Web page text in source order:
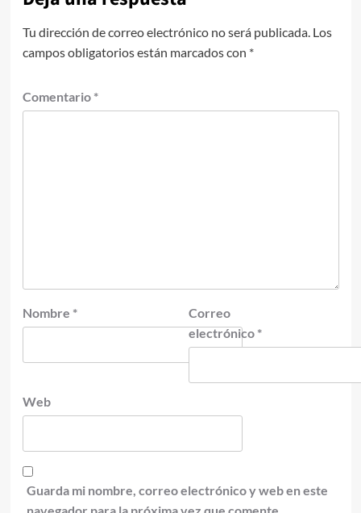
Tu dirección de correo electrónico no será publicada. Los
campos obligatorios están marcados con *
Comentario *
Nombre *
Correo
electrónico *
Web
Guarda mi nombre, correo electrónico y web en este
navegador para la próxima vez que comente.